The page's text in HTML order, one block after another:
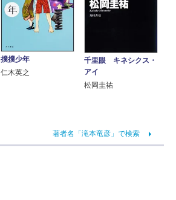
撲撲少年
仁木英之
千里眼 キネシクス・
アイ
松岡圭祐
著者名「滝本竜彦」で検索